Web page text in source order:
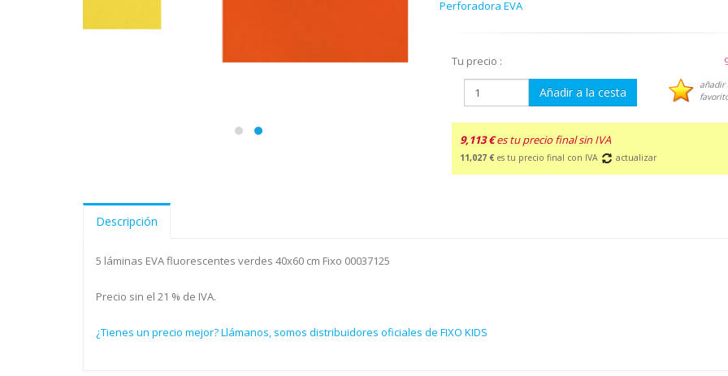
Perforadora EVA
Tu precio :
Añadir a la cesta
añadir
9,113 €es tu precio final sin IVA
11,027 € es tu precio final con IVA actualizar
Descripción
5 láminas EVA fluorescentes verdes 40x60 cm Fixo 00037125
Precio sin el 21 % de IVA.
¿Tienes un precio mejor? Llámanos, somos distribuidores oficiales de FIXO KIDS